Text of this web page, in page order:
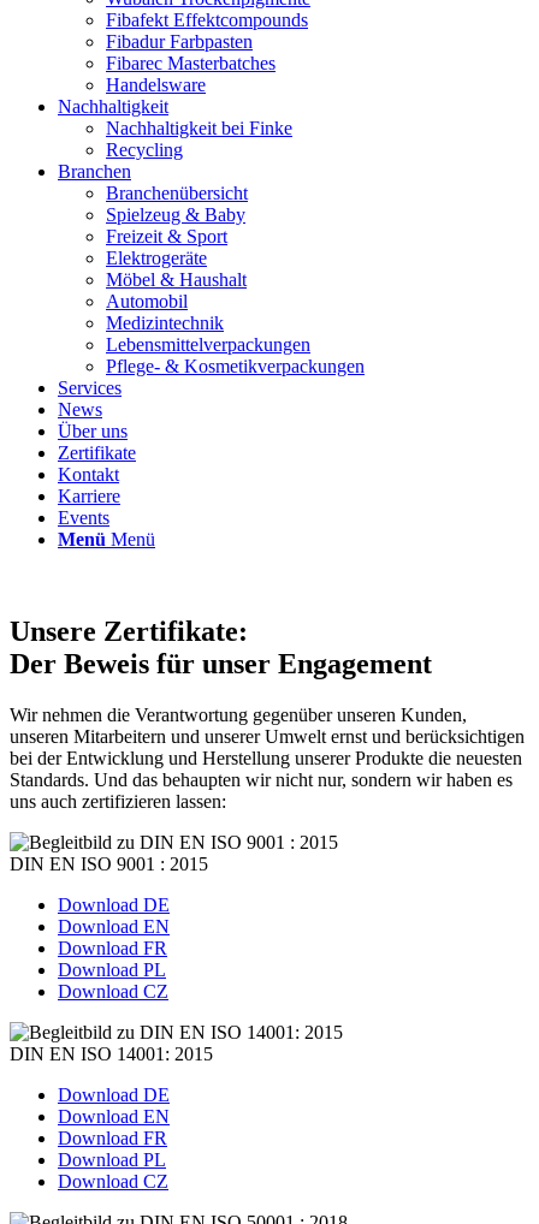
Fibafekt Effektcompounds
Fibadur Farbpasten
Fibarec Masterbatches
Handelsware
Nachhaltigkeit
Nachhaltigkeit bei Finke
Recycling
Branchen
Branchenübersicht
Spielzeug & Baby
Freizeit & Sport
Elektrogeräte
Möbel & Haushalt
Automobil
Medizintechnik
Lebensmittelverpackungen
Pflege- & Kosmetikverpackungen
Services
News
Über uns
Zertifikate
Kontakt
Karriere
Events
Menü Menü
Unsere Zertifikate:
Der Beweis für unser Engagement
Wir nehmen die Verantwortung gegenüber unseren Kunden,
unseren Mitarbeitern und unserer Umwelt ernst und berücksichtigen
bei der Entwicklung und Herstellung unserer Produkte die neuesten
Standards. Und das behaupten wir nicht nur, sondern wir haben es
uns auch zertifizieren lassen:
DIN EN ISO 9001 : 2015
Download DE
Download EN
Download FR
Download PL
Download CZ
DIN EN ISO 14001: 2015
Download DE
Download EN
Download FR
Download PL
Download CZ